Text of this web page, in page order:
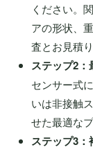
ください。
アの形状、
査とお見積
ステップ2
センサー式
いは非接触
せた最適な
ステップ3：